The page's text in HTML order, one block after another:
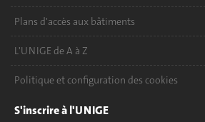
Plans d'accès aux bâtiments
L'UNIGE de A à Z
Politique et configuration des cookies
S'inscrire à l'UNIGE